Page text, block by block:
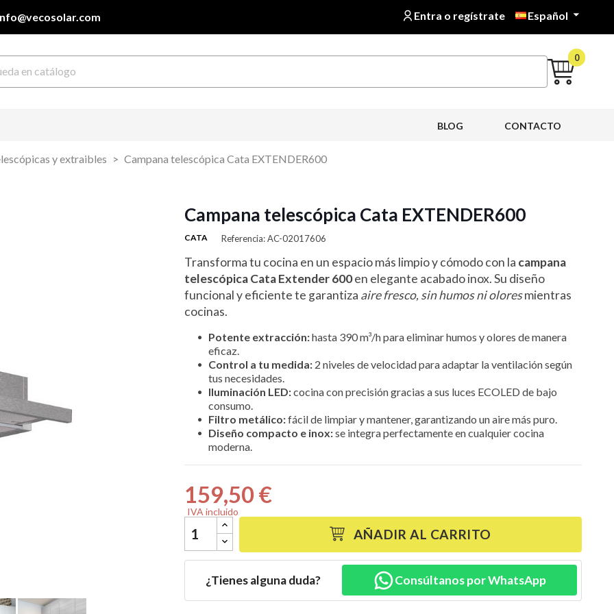
Entra o regístrate Español 
0
CONTACTO
BLOG
y extraibles Campana telescópica Cata EXTENDER600
Campana telescópica Cata EXTENDER600
CATA Referencia: AC-02017606
Transforma tu cocina en un espacio más limpio y cómodo con la campana
telescópica Cata Extender 600en elegante acabado inox. Su diseño
funcional y eficiente te garantiza aire fresco, sin humos ni oloresmientras
cocinas.
Potente extracción:hasta 390 m³/h para eliminar humos y olores de manera
eficaz.
Control a tu medida: 2 niveles de velocidad para adaptar la ventilación según
tus necesidades.
Iluminación LED:cocina con precisión gracias a sus luces ECOLED de bajo
consumo.
Filtro metálico:fácil de limpiar y mantener, garantizando un aire más puro.
Diseño compacto e inox:se integra perfectamente en cualquier cocina
moderna.
159,50 €
IVA incluido
AÑADIR AL CARRITO
¿Tienes alguna duda? Consúltanos por WhatsApp